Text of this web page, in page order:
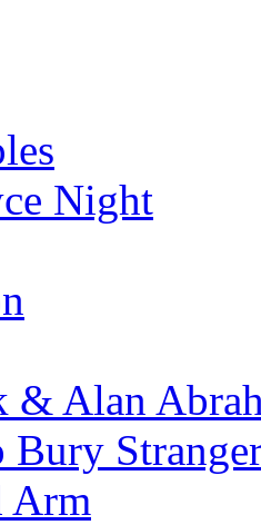
Night
& Alan
Bury
Arm